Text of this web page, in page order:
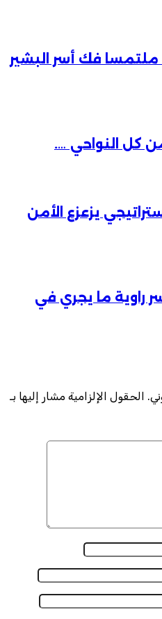
فك أسر البشير
كل النواحي ….
يزعزع الأمن
راوية ما يجري في
الحقول الإلزامية مشار إليها بـ